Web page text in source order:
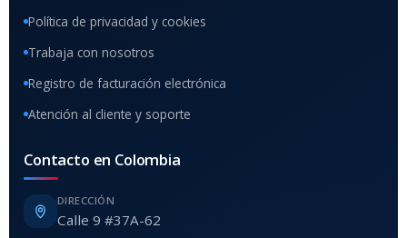
Política de privacidad y cookies
Trabaja con nosotros
Registro de facturación electrónica
Atención al cliente y soporte
Contacto en Colombia
DIRECCIÓN
Calle 9 #37A-62